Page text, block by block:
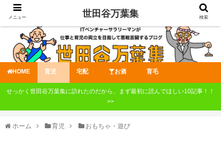
HOME 育児 宅配 お酒 育毛
せっかく世田谷万葉集に訪れたのだから、まず最初に読んでほしい10記事！！
>>
ホーム 育児 おもちゃ・遊び
メニュー 世田谷万葉集 検索